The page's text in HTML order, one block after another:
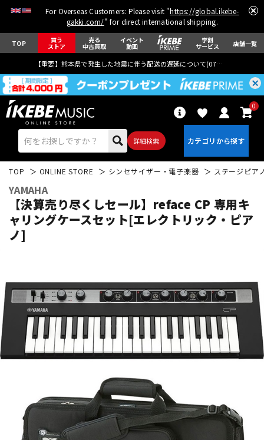
For Overseas Customers: Please visit "https://global.ikebe-
gakki.com/" for direct international shipping.
TOP 買う
ストア
売る
中古買取
イベント
動画
学割
サービス 店舗一覧
【重要】熊本県で発生した地震に伴う配送の遅延について(07月29日
詳細検索
0
ベース ウクレレ
ドラム パーカッション
管楽器 その他楽器
TOP ONLINE STORE シンセサイザー・電子楽器 ステージピア
YAMAHA
【決算売り尽くしセール】reface CP 専用キ
ャリングケースセット[エレクトリック・ピア
ノ]